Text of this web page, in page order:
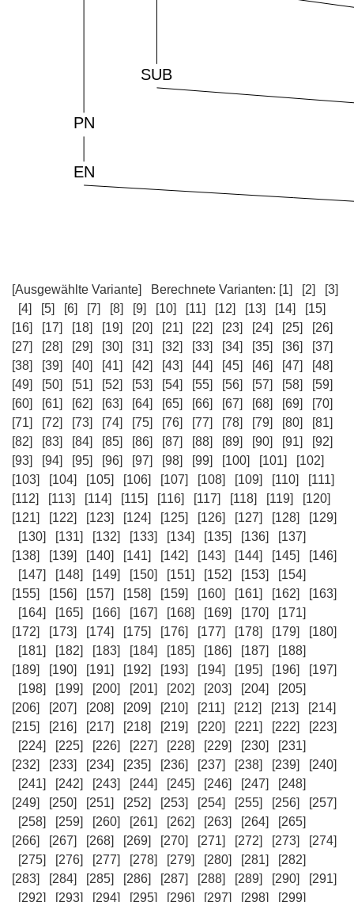
[Ausgewählte Variante] Berechnete Varianten: [1] [2]
[3]
[4]
[5] [6] [7] [8] [9] [10] [11] [12] [13] [14]
[15]
[16]
[17] [18] [19] [20] [21] [22] [23] [24] [25]
[26]
[27]
[28] [29] [30] [31] [32] [33] [34] [35] [36]
[37]
[38]
[39] [40] [41] [42] [43] [44] [45] [46] [47]
[48]
[49]
[50] [51] [52] [53] [54] [55] [56] [57] [58]
[59]
[60]
[61] [62] [63] [64] [65] [66] [67] [68] [69]
[70]
[71]
[72] [73] [74] [75] [76] [77] [78] [79] [80]
[81]
[82]
[83] [84] [85] [86] [87] [88] [89] [90] [91]
[92]
[93]
[94] [95] [96] [97] [98] [99] [100] [101]
[102]
[103]
[104] [105] [106] [107] [108] [109] [110]
[111]
[112]
[113] [114] [115] [116] [117] [118] [119]
[120]
[121]
[122] [123] [124] [125] [126] [127] [128]
[129]
[130]
[131] [132] [133] [134] [135] [136]
[137]
[138]
[139] [140] [141] [142] [143] [144] [145]
[146]
[147]
[148] [149] [150] [151] [152] [153]
[154]
[155]
[156] [157] [158] [159] [160] [161] [162]
[163]
[164]
[165] [166] [167] [168] [169] [170]
[171]
[172]
[173] [174] [175] [176] [177] [178] [179]
[180]
[181]
[182] [183] [184] [185] [186] [187]
[188]
[189]
[190] [191] [192] [193] [194] [195] [196]
[197]
[198]
[199] [200] [201] [202] [203] [204]
[205]
[206]
[207] [208] [209] [210] [211] [212] [213]
[214]
[215]
[216] [217] [218] [219] [220] [221] [222]
[223]
[224]
[225] [226] [227] [228] [229] [230]
[231]
[232]
[233] [234] [235] [236] [237] [238] [239]
[240]
[241]
[242] [243] [244] [245] [246] [247]
[248]
[249]
[250] [251] [252] [253] [254] [255] [256]
[257]
[258]
[259] [260] [261] [262] [263] [264]
[265]
[266]
[267] [268] [269] [270] [271] [272] [273]
[274]
[275]
[276] [277] [278] [279] [280] [281]
[282]
[283]
[284] [285] [286] [287] [288] [289] [290]
[291]
[292]
[293] [294] [295] [296] [297] [298]
[299]